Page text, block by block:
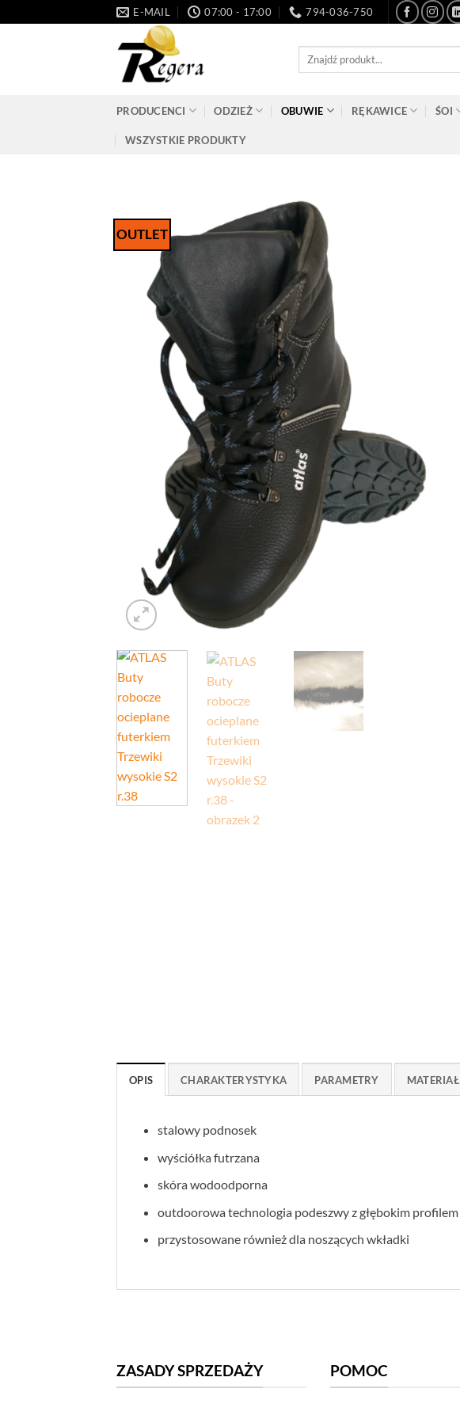
do
E-MAIL 07:00 - 17:00 794-036-750
Szukaj:
PRODUCENCI ODZIEŻ OBUWIE RĘKAWICE ŚOI
WSZYSTKIE PRODUKTY
OUTLET
OPIS CHARAKTERYSTYKA PARAMETRY MATERIAŁ
stalowy podnosek
wyściółka futrzana
skóra wodoodporna
outdoorowa technologia podeszwy z głębokim profilem
przystosowane również dla noszących wkładki
ZASADY SPRZEDAŻY POMOC